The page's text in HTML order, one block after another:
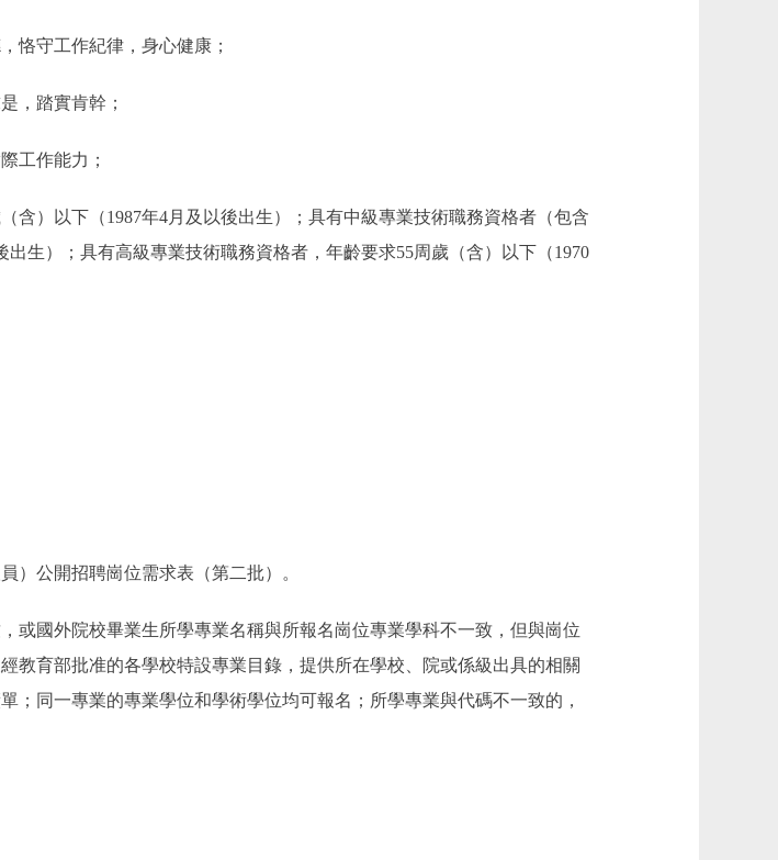
守工作紀律，身心健康；
，踏實肯幹；
工作能力；
）以下（1987年4月及以後出生）；具有中級專業技術職務資格者（包含
生）；具有高級專業技術職務資格者，年齡要求55周歲（含）以下（1970
公開招聘崗位需求表（第二批）。
國外院校畢業生所學專業名稱與所報名崗位專業學科不一致，但與崗位
教育部批准的各學校特設專業目錄，提供所在學校、院或係級出具的相關
同一專業的專業學位和學術學位均可報名；所學專業與代碼不一致的，